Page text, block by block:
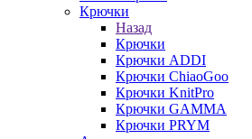
Крючки
Назад
Крючки
Крючки ADDI
Крючки ChiaoGoo
Крючки KnitPro
Крючки GAMMA
Крючки PRYM